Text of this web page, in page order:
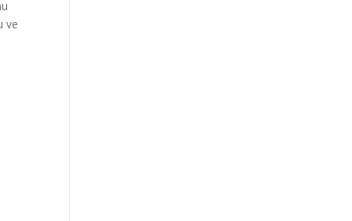
ve